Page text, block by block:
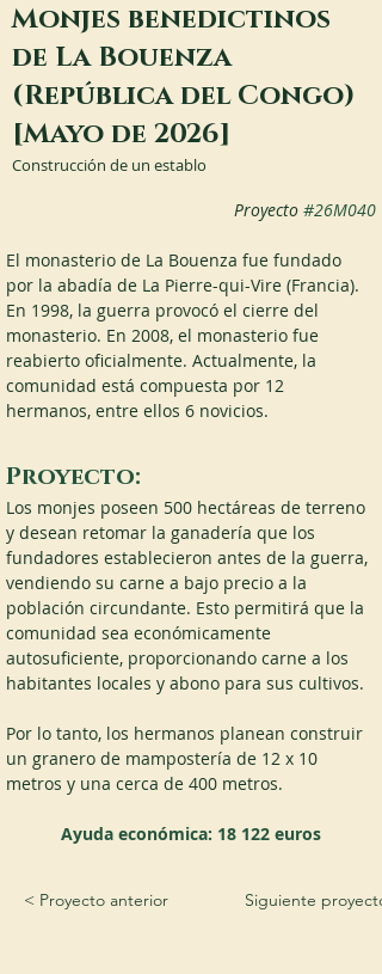
Monjes benedictinos
de La Bouenza
(República del Congo)
[Mayo de 2026]
Construcción de un establo
Proyecto #26M040
El monasterio de La Bouenza fue fundado
por la abadía de La Pierre-qui-Vire (Francia).
En 1998, la guerra provocó el cierre del
monasterio. En 2008, el monasterio fue
reabierto oficialmente. Actualmente, la
comunidad está compuesta por 12
hermanos, entre ellos 6 novicios.
Proyecto:
Los monjes poseen 500 hectáreas de terreno
y desean retomar la ganadería que los
fundadores establecieron antes de la guerra,
vendiendo su carne a bajo precio a la
población circundante. Esto permitirá que la
comunidad sea económicamente
autosuficiente, proporcionando carne a los
habitantes locales y abono para sus cultivos.
Por lo tanto, los hermanos planean construir
un granero de mampostería de 12 x 10
metros y una cerca de 400 metros.
Ayuda económica: 18 122 euros
< Proyecto anterior Siguiente